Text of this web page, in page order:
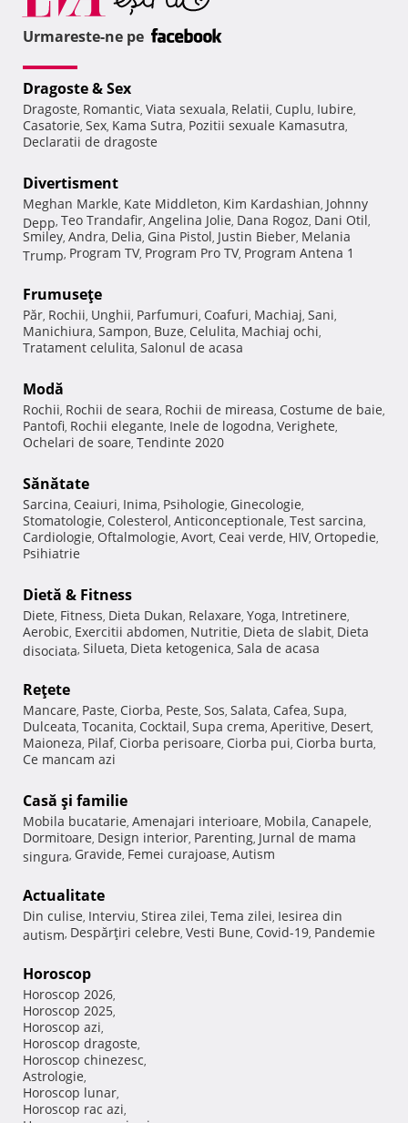
Urmareste-ne pe
Dragoste & Sex
Dragoste, Romantic, Viata sexuala, Relatii, Cuplu, Iubire,
Casatorie, Sex, Kama Sutra, Pozitii sexuale Kamasutra,
Declaratii de dragoste
Divertisment
Meghan Markle, Kate Middleton, Kim Kardashian, Johnny
Depp, Teo Trandafir, Angelina Jolie, Dana Rogoz, Dani Otil,
Smiley, Andra, Delia, Gina Pistol, Justin Bieber, Melania
Trump, Program TV, Program Pro TV, Program Antena 1
Frumuseţe
Păr, Rochii, Unghii, Parfumuri, Coafuri, Machiaj, Sani,
Manichiura, Sampon, Buze, Celulita, Machiaj ochi,
Tratament celulita, Salonul de acasa
Modă
Rochii, Rochii de seara, Rochii de mireasa, Costume de baie,
Pantofi, Rochii elegante, Inele de logodna, Verighete,
Ochelari de soare, Tendinte 2020
Sănătate
Sarcina, Ceaiuri, Inima, Psihologie, Ginecologie,
Stomatologie, Colesterol, Anticonceptionale, Test sarcina,
Cardiologie, Oftalmologie, Avort, Ceai verde, HIV, Ortopedie,
Psihiatrie
Dietă & Fitness
Diete, Fitness, Dieta Dukan, Relaxare, Yoga, Intretinere,
Aerobic, Exercitii abdomen, Nutritie, Dieta de slabit, Dieta
disociata, Silueta, Dieta ketogenica, Sala de acasa
Reţete
Mancare, Paste, Ciorba, Peste, Sos, Salata, Cafea, Supa,
Dulceata, Tocanita, Cocktail, Supa crema, Aperitive, Desert,
Maioneza, Pilaf, Ciorba perisoare, Ciorba pui, Ciorba burta,
Ce mancam azi
Casă şi familie
Mobila bucatarie, Amenajari interioare, Mobila, Canapele,
Dormitoare, Design interior, Parenting, Jurnal de mama
singura, Gravide, Femei curajoase, Autism
Actualitate
Din culise, Interviu, Stirea zilei, Tema zilei, Iesirea din
autism, Despărţiri celebre, Vesti Bune, Covid-19, Pandemie
Horoscop
Horoscop 2026,
Horoscop 2025,
Horoscop azi,
Horoscop dragoste,
Horoscop chinezesc,
Astrologie,
Horoscop lunar,
Horoscop rac azi,